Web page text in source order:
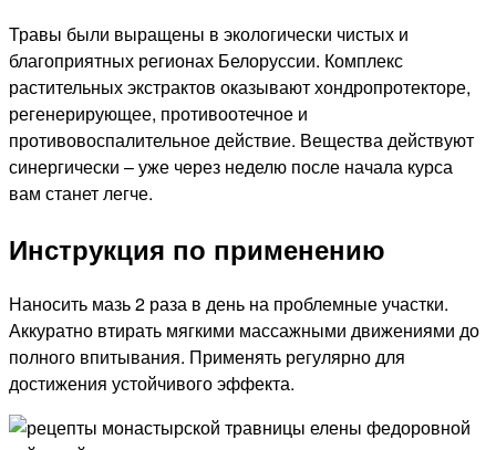
Травы были выращены в экологически чистых и
благоприятных регионах Белоруссии. Комплекс
растительных экстрактов оказывают хондропротекторе,
регенерирующее, противоотечное и
противовоспалительное действие. Вещества действуют
синергически – уже через неделю после начала курса
вам станет легче.
Инструкция по применению
Наносить мазь 2 раза в день на проблемные участки.
Аккуратно втирать мягкими массажными движениями до
полного впитывания. Применять регулярно для
достижения устойчивого эффекта.